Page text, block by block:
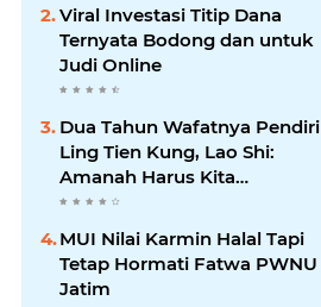
Viral Investasi Titip Dana
Ternyata Bodong dan untuk
Judi Online
Dua Tahun Wafatnya Pendiri
Ling Tien Kung, Lao Shi:
Amanah Harus Kita
Laksanakan!
MUI Nilai Karmin Halal Tapi
Tetap Hormati Fatwa PWNU
Jatim